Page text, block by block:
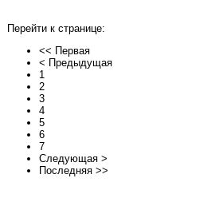
Перейти к странице:
<< Первая
< Предыдущая
1
2
3
4
5
6
7
Следующая >
Последняя >>